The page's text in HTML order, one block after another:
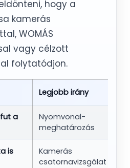
hogy a
kamerás
WOMÁS
vagy célzott
folytatódjon.
Legjobb irány
a
Nyomvonal-
meghatározás
is
Kamerás
csatornavizsgálat